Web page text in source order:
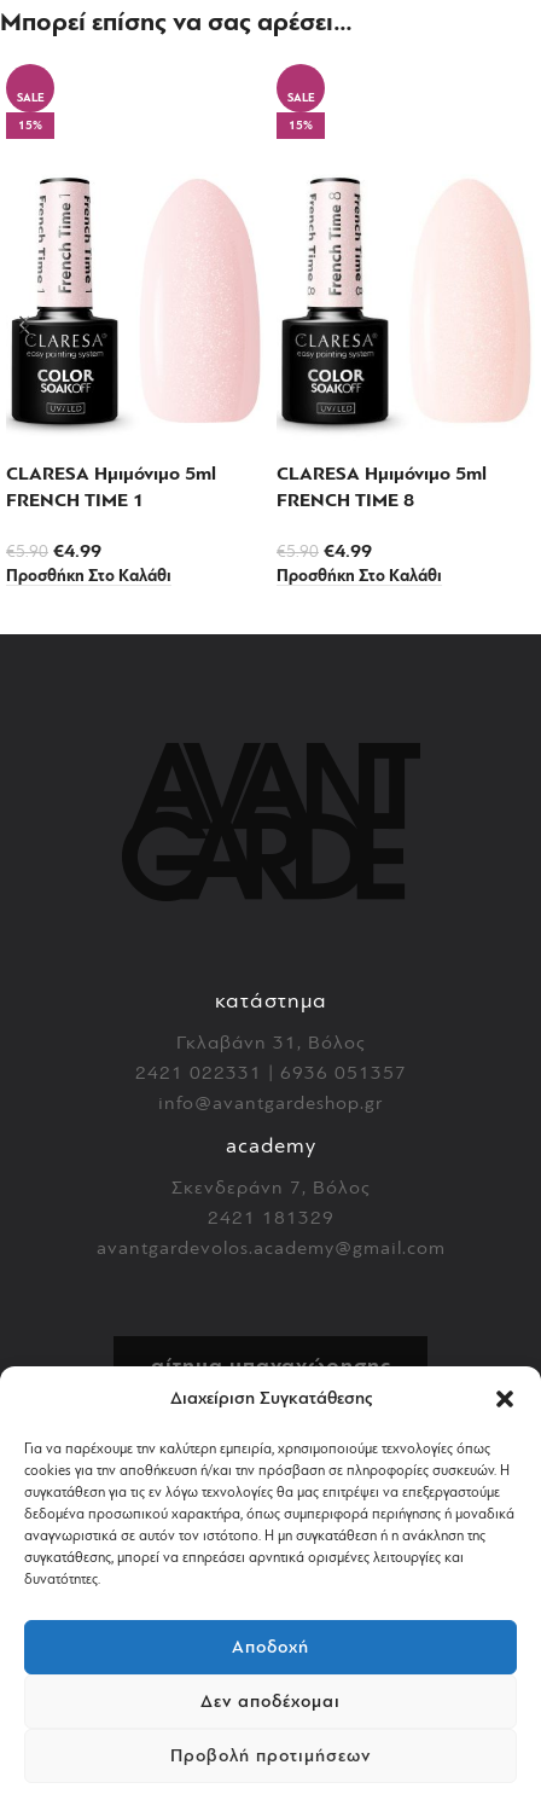
Διαχείριση Συγκατάθεσης
Για να παρέχουμε την καλύτερη εμπειρία, χρησιμοποιούμε τεχνολογίες όπως
cookies για την αποθήκευση ή/και την πρόσβαση σε πληροφορίες συσκευών. Η
συγκατάθεση για τις εν λόγω τεχνολογίες θα μας επιτρέψει να επεξεργαστούμε
δεδομένα προσωπικού χαρακτήρα, όπως συμπεριφορά περιήγησης ή μοναδικά
αναγνωριστικά σε αυτόν τον ιστότοπο. Η μη συγκατάθεση ή η ανάκληση της
συγκατάθεσης, μπορεί να επηρεάσει αρνητικά ορισμένες λειτουργίες και
δυνατότητες.
Αποδοχή
Δεν αποδέχομαι
Προβολή προτιμήσεων
Μπορεί επίσης να σας αρέσει…
SALE
15%
CLARESA Ημιμόνιμο 5ml
FRENCH TIME 1
€5.90 €4.99
Προσθήκη Στο Καλάθι
SALE
15%
CLARESA Ημιμόνιμο 5ml
FRENCH TIME 8
€5.90 €4.99
Προσθήκη Στο Καλάθι
κατάστημα
Γκλαβάνη 31, Βόλος
2421 022331 | 6936 051357
info@avantgardeshop.gr
academy
Σκενδεράνη 7, Βόλος
2421 181329
avantgardevolos.academy@gmail.com
αίτημα υπαναχώρησης
αποστολή & πληρωμή
όροι χρήσης